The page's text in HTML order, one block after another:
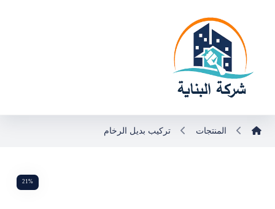
المنتجات تركيب بديل الرخام
21%